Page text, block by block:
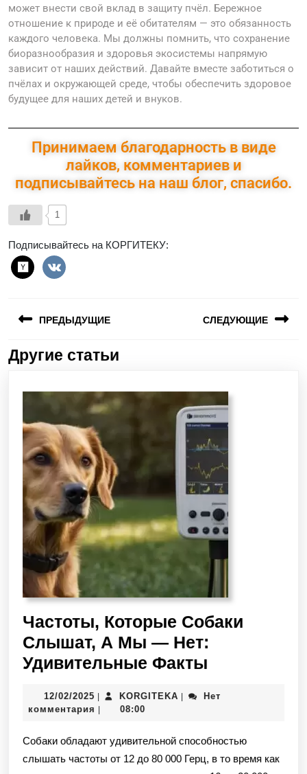
может внести свой вклад в защиту пчёл. Бережное
отношение к природе и её обитателям — это обязанность
каждого человека. Мы должны помнить, что сохранение
биоразнообразия и здоровья экосистемы напрямую
зависит от наших действий. Давайте вместе заботиться о
пчёлах и окружающей среде, чтобы обеспечить здоровое
будущее для наших детей и внуков.
Принимаем благодарность в виде
лайков, комментариев и
подписывайтесь на наш блог, спасибо.
1
Подписывайтесь на КОРГИТЕКУ:
ПРЕДЫДУЩИЕ СЛЕДУЮЩИЕ
Другие статьи
Частоты, Которые Собаки
Слышат, А Мы — Нет:
Удивительные Факты
12/02/2025 | KORGITEKA |
Нет
комментария | 08:00
Собаки обладают удивительной способностью
слышать частоты от 12 до 80 000 Герц, в то время как